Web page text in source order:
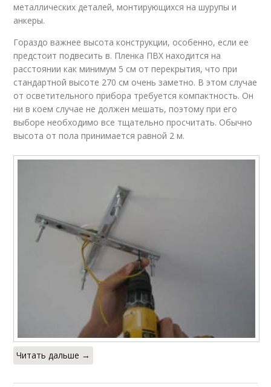
металлических деталей, монтирующихся на шурупы и
анкеры.
Гораздо важнее высота конструкции, особенно, если ее
предстоит подвесить в. Пленка ПВХ находится на
расстоянии как минимум 5 см от перекрытия, что при
стандартной высоте 270 см очень заметно. В этом случае
от осветительного прибора требуется компактность. Он
ни в коем случае не должен мешать, поэтому при его
выборе необходимо все тщательно просчитать. Обычно
высота от пола принимается равной 2 м.
Читать дальше →